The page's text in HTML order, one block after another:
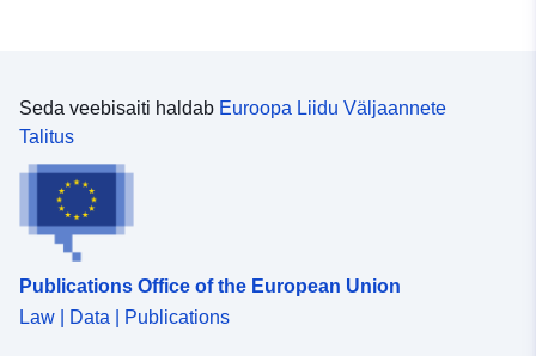
Seda veebisaiti haldab Euroopa Liidu Väljaannete
Talitus
Publications Office of the European Union
Law | Data | Publications